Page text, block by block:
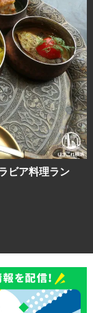
ビア料理ラン